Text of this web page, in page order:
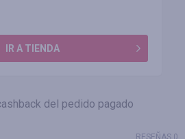
IR A TIENDA
del pedido pagado
RESEÑAS 0